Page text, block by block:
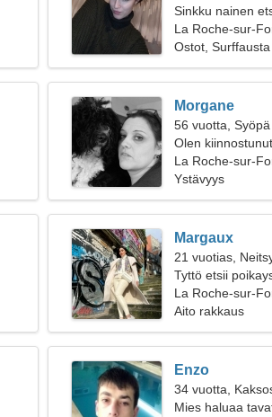
Sinkku nainen
La Roche-sur-
Ostot, Surffausta
Morgane
56 vuotta, Syöpä
Olen
La Roche-sur-
Ystävyys
Margaux
21 vuotias,
Tyttö etsii
La Roche-sur-
Aito rakkaus
Enzo
34 vuotta,
Mies haluaa